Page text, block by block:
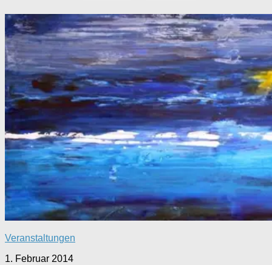
Veranstaltungen
1. Februar 2014